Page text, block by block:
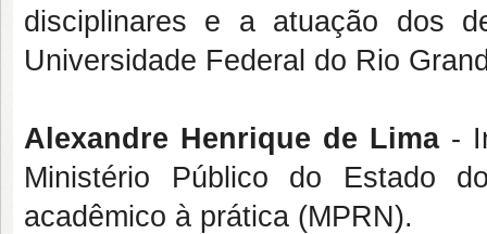
disciplinares e a atuação dos
Universidade Federal do Rio
Alexandre Henrique de Lima-
Ministério Público do Estado
acadêmico à prática (MPRN).